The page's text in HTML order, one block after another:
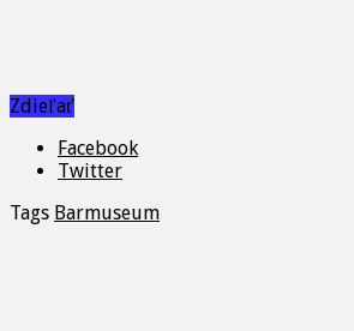
Zdieľať
Facebook
Twitter
Tags Barmuseum